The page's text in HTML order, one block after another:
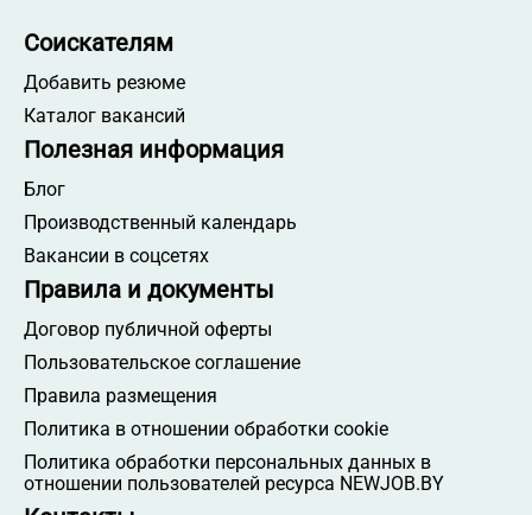
Соискателям
Добавить резюме
Каталог вакансий
Полезная информация
Блог
Производственный календарь
Вакансии в соцсетях
Правила и документы
Договор публичной оферты
Пользовательское соглашение
Правила размещения
Политика в отношении обработки cookie
Политика обработки персональных данных в
отношении пользователей ресурса NEWJOB.BY